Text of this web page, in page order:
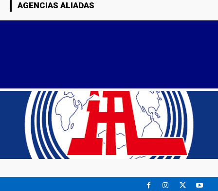
AGENCIAS ALIADAS